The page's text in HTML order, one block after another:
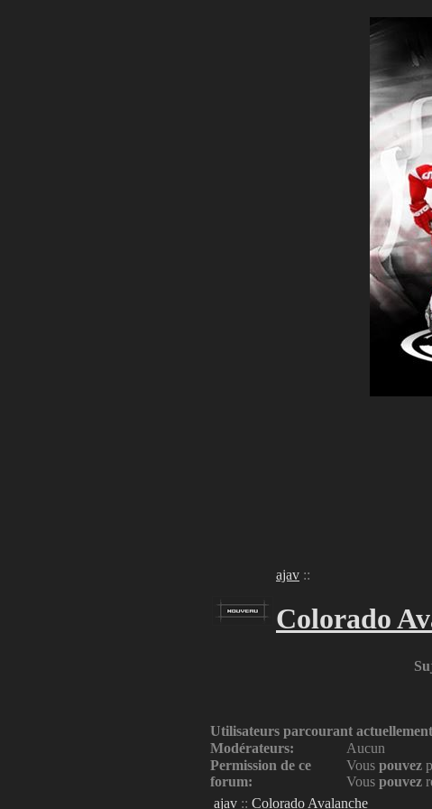
ajav ::
Colorado
Utilisateurs parcourant
Modérateurs:
Aucun
Permission de ce
forum:
Vous pouvez
Vous pouvez
ajav :: Colorado Avalanche